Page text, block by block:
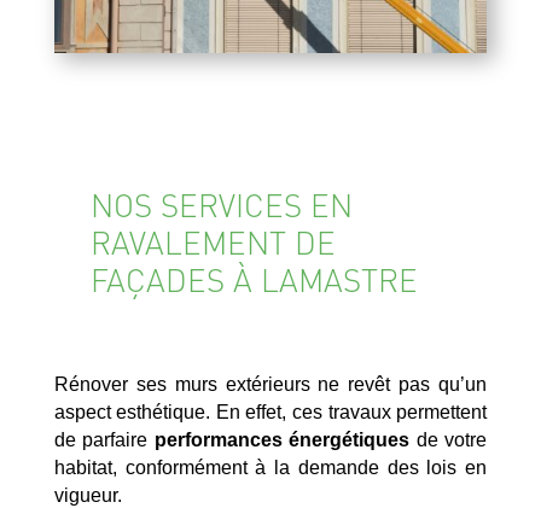
NOS SERVICES EN
RAVALEMENT DE
FAÇADES À LAMASTRE
Rénover ses murs extérieurs ne revêt pas qu’un
aspect esthétique. En effet, ces travaux permettent
de parfaire performances énergétiques de votre
habitat, conformément à la demande des lois en
vigueur.